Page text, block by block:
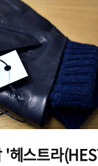
니다. 이처럼 100만
거나, 저렴하게 구
정보 사이트..
'헤스트라